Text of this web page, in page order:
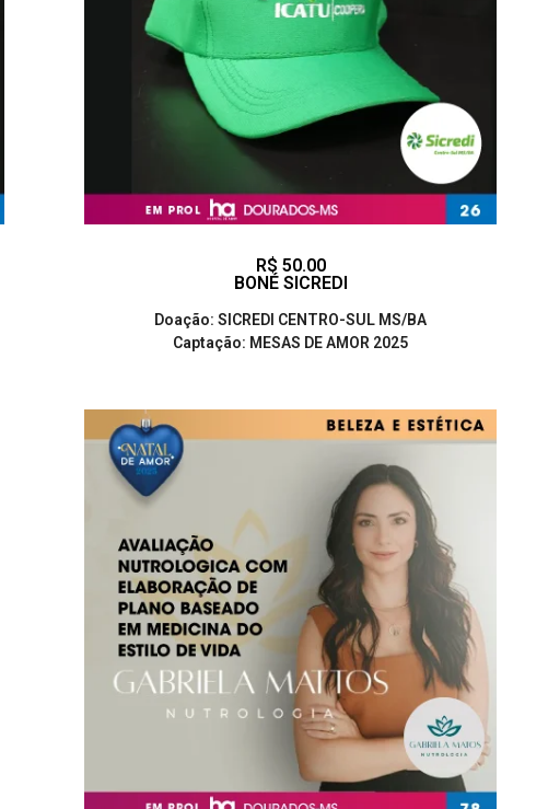
R$ 50.00
BONÉ SICREDI
Doação: SICREDI CENTRO-SUL MS/BA
Captação: MESAS DE AMOR 2025